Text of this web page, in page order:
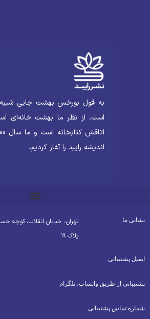
به قول بورخس بهشت جایی شبیه
است، از نظر ما بهشت خانه‌ای است
اندیشه رایبد را آغاز کردیم.
ما
تهران، خیابان انقلاب، کوچه
پلاک ۱۹
پشتیبانی
از طریق واتساپ، تلگرام
تماس پشتیبانی